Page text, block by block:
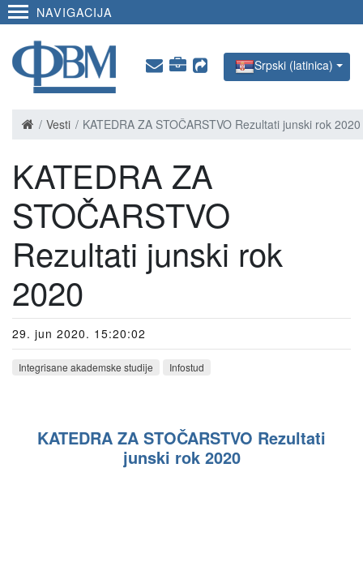
NAVIGACIJA
Srpski (latinica)
Vesti KATEDRA ZA STOČARSTVO Rezultati junski rok 2020
KATEDRA ZA
STOČARSTVO
Rezultati junski rok
2020
29. jun 2020. 15:20:02
Integrisane akademske studije Infostud
KATEDRA ZA STOČARSTVO Rezultati
junski rok 2020